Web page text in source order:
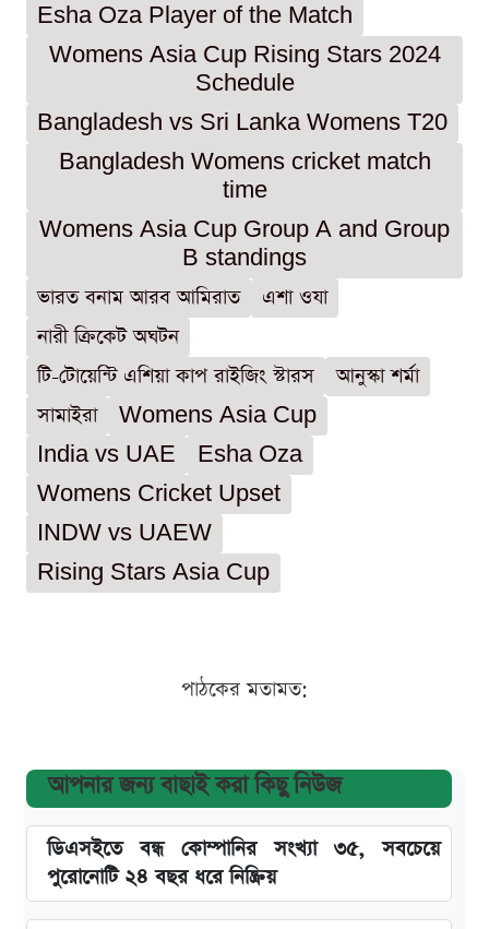
Esha Oza Player of the Match
Womens Asia Cup Rising Stars 2024
Schedule
Bangladesh vs Sri Lanka Womens T20
Bangladesh Womens cricket match
time
Womens Asia Cup Group A and Group
B standings
ভারত বনাম আরব আমিরাত
এশা ওযা
নারী ক্রিকেট অঘটন
টি-টোয়েন্টি এশিয়া কাপ রাইজিং স্টারস
আনুস্কা শর্মা
সামাইরা
Womens Asia Cup
India vs UAE
Esha Oza
Womens Cricket Upset
INDW vs UAEW
Rising Stars Asia Cup
পাঠকের মতামত:
আপনার জন্য বাছাই করা কিছু নিউজ
ডিএসইতে বন্ধ কোম্পানির সংখ্যা ৩৫, সবচেয়ে
পুরোনোটি ২৪ বছর ধরে নিষ্ক্রিয়